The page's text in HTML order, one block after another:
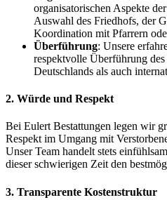
organisatorischen Aspekte
Auswahl des Friedhofs, der
Koordination mit Pfarrern
Überführung: Unsere
respektvolle Überführung
Deutschlands als auch
2. Würde und Respekt
Bei Eulert Bestattungen legen wir
Respekt im Umgang mit
Unser Team handelt stets
dieser schwierigen Zeit den
3. Transparente Kostenstruktur